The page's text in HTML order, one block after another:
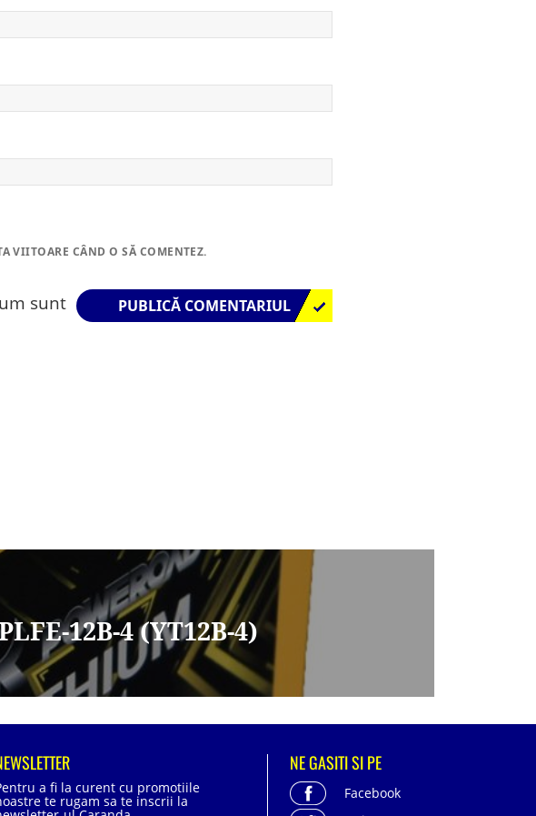
VIITOARE CÂND O SĂ COMENTEZ.
sunt
12B-4 (YT12B-4)
a fi la curent cu promotiile
te rugam sa te inscrii la
NE GASITI SI PE
Facebook